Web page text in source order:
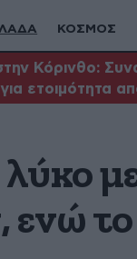
ΚΟΣΜΟΣ
Κόρινθο:
ετοιμότητα
ενώ